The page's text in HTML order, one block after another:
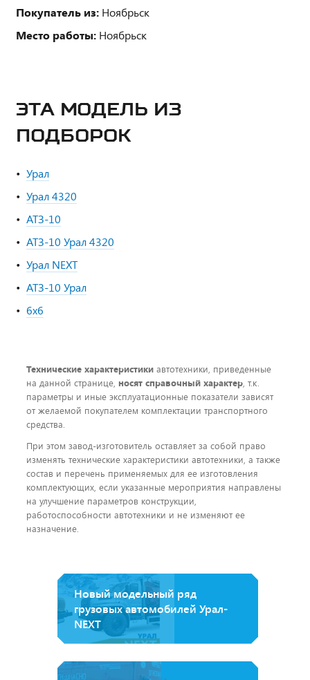
Покупатель из: Ноябрьск
Место работы: Ноябрьск
ЭТА МОДЕЛЬ ИЗ
ПОДБОРОК
Урал
Урал 4320
АТЗ-10
АТЗ-10 Урал 4320
Урал NEXT
АТЗ-10 Урал
6х6
Технические характеристики автотехники, приведенные
на данной странице, носят справочный характер , т.к.
параметры и иные эксплуатационные показатели зависят
от желаемой покупателем комплектации транспортного
средства.
При этом завод-изготовитель оставляет за собой право
изменять технические характеристики автотехники, а также
состав и перечень применяемых для ее изготовления
комплектующих, если указанные мероприятия направлены
на улучшение параметров конструкции,
работоспособности автотехники и не изменяют ее
назначение.
Новый модельный ряд
грузовых автомобилей Урал-
NEXT